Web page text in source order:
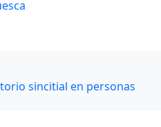
sincitial en personas